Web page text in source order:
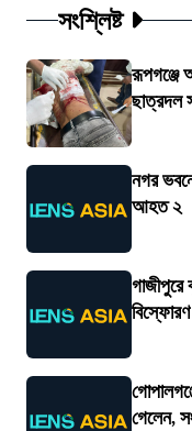
সংশ্লিষ্ট
রূপগঞ্জে
ছাত্রদল
নগর
আহত ২
গাজীপুরে
গেলেন,